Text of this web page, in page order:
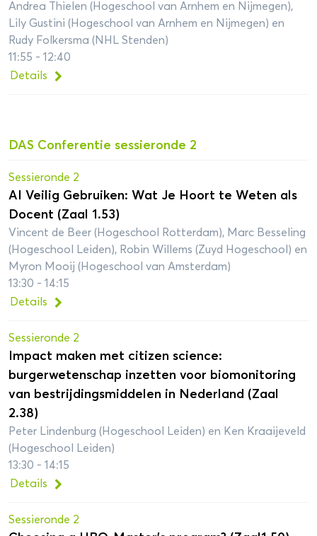
Andrea Thielen (Hogeschool van Arnhem en Nijmegen),
Lily Gustini (Hogeschool van Arnhem en Nijmegen) en
Rudy Folkersma (NHL Stenden)
11:55 - 12:40
Details
DAS Conferentie sessieronde 2
Sessieronde 2
AI Veilig Gebruiken: Wat Je Hoort te Weten als
Docent (Zaal 1.53)
Vincent de Beer (Hogeschool Rotterdam), Marc Besseling
(Hogeschool Leiden), Robin Willems (Zuyd Hogeschool) en
Myron Mooij (Hogeschool van Amsterdam)
13:30 - 14:15
Details
Sessieronde 2
Impact maken met citizen science:
burgerwetenschap inzetten voor biomonitoring
van bestrijdingsmiddelen in Nederland (Zaal
2.38)
Peter Lindenburg (Hogeschool Leiden) en Ken Kraaijeveld
(Hogeschool Leiden)
13:30 - 14:15
Details
Sessieronde 2